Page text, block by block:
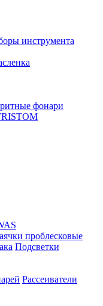
инструмента
фонари
проблесковые
Подсветки
Рассеиватели